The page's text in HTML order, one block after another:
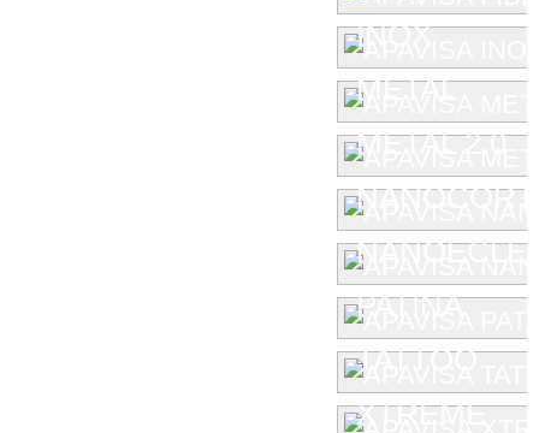
INOX
METAL
METAL 2.0
PATINA
TATTOO
XTREME